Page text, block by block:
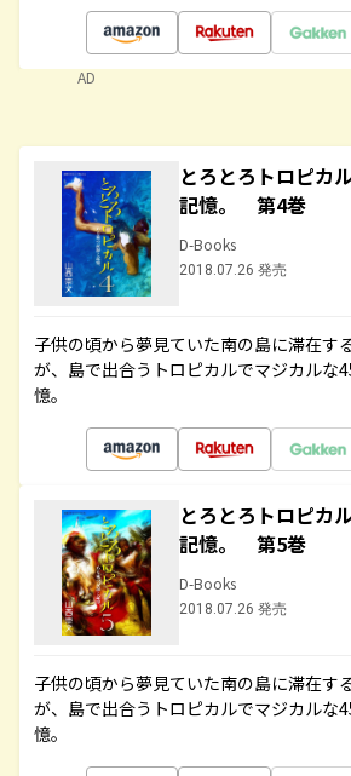
AD
とろとろトロピカ
記憶。 第4巻
D-Books
2018.07.26 発売
子供の頃から夢見ていた南の島に滞在す
が、島で出合うトロピカルでマジカルな
憶。
とろとろトロピカ
記憶。 第5巻
D-Books
2018.07.26 発売
子供の頃から夢見ていた南の島に滞在す
が、島で出合うトロピカルでマジカルな
憶。